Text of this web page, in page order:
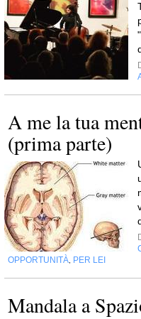
A me la tua
(prima parte)
OPPORTUNITÀ PER LEI
Mandala a